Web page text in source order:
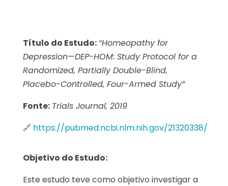
Título do Estudo: “Homeopathy for
Depression—DEP-HOM: Study Protocol for a
Randomized, Partially Double-Blind,
Placebo-Controlled, Four-Armed Study”
Fonte: Trials Journal, 2019
🔗 https://pubmed.ncbi.nlm.nih.gov/21320338/
Objetivo do Estudo:
Este estudo teve como objetivo investigar a